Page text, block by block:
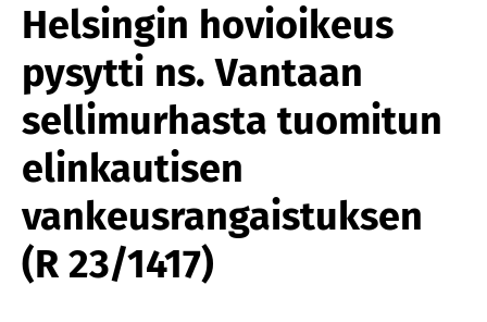
Helsingin hovioikeus
pysytti ns. Vantaan
sellimurhasta tuomitun
elinkautisen
vankeusrangaistuksen
(R 23/1417)